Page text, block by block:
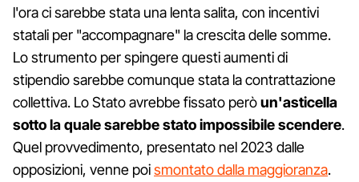
l'ora ci sarebbe stata una lenta salita, con incentivi
statali per "accompagnare" la crescita delle somme.
Lo strumento per spingere questi aumenti di
stipendio sarebbe comunque stata la contrattazione
collettiva. Lo Stato avrebbe fissato peròun'asticella
sotto la quale sarebbe stato impossibile scendere.
Quel provvedimento, presentato nel 2023 dalle
opposizioni, venne poismontato dalla maggioranza.